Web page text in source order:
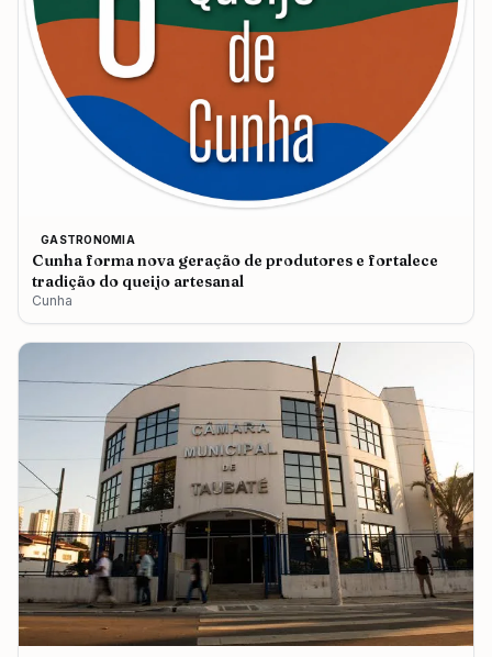
GASTRONOMIA
Cunha forma nova geração de produtores e fortalece
tradição do queijo artesanal
Cunha